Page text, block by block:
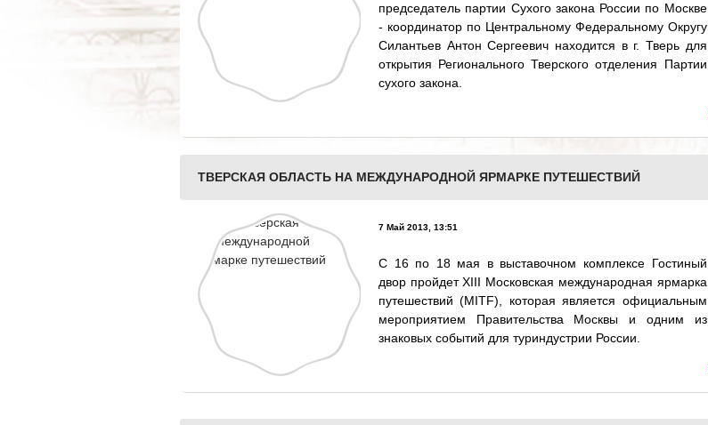
председатель партии Сухого закона России по Москве
- координатор по Центральному Федеральному Округу
Силантьев Антон Сергеевич находится в г. Тверь для
открытия Регионального Тверского отделения Партии
сухого закона.
ТВЕРСКАЯ ОБЛАСТЬ НА МЕЖДУНАРОДНОЙ ЯРМАРКЕ ПУТЕШЕСТВИЙ
7 Май 2013, 13:51
С 16 по 18 мая в выставочном комплексе Гостиный
двор пройдет XIII Московская международная ярмарка
путешествий (MITF), которая является официальным
мероприятием Правительства Москвы и одним из
знаковых событий для туриндустрии России.